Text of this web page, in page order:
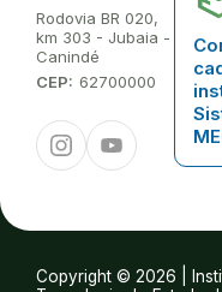
Endereço:
Rodovia BR 020,
km 303 - Jubaia -
Canindé
CEP: 62700000
InstagramYoutube
Copyright © 2026 |